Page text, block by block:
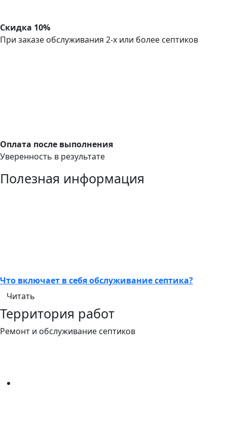
Скидка 10%
При заказе обслуживания 2-х или более септиков
Оплата после выполнения
Уверенность в результате
Полезная информация
Что включает в себя обслуживание септика?
Читать
Территория работ
Ремонт и обслуживание септиков